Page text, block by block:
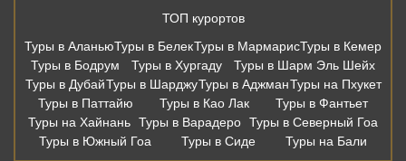
ТОП курортов
Туры в АланьюТуры в БелекТуры в МармарисТуры в Кемер
Туры в Бодрум
Туры в Хургаду
Туры в Шарм Эль Шейх
Туры в ДубайТуры в ШарджуТуры в АджманТуры на Пхукет
Туры в Паттайю
Туры в Као Лак
Туры в Фантьет
Туры на Хайнань Туры в Варадеро Туры в Северный Гоа
Туры в Южный Гоа
Туры в Сиде Туры на Бали